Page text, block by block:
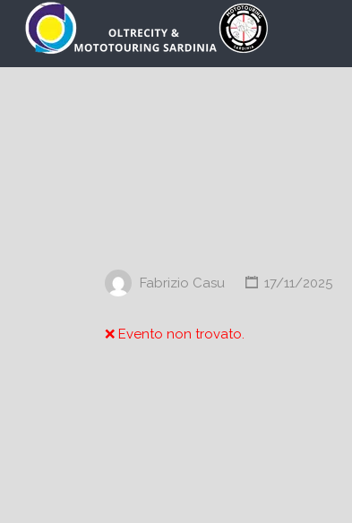
Cerca:
Fabrizio Casu 17/11/2025
❌ Evento non trovato.